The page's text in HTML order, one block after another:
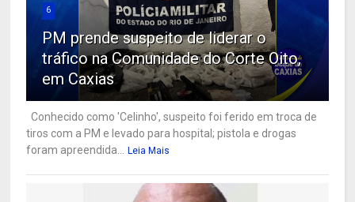
6
PM prende suspeito de liderar o
tráfico na Comunidade do Corte Oito,
em Caxias
Conhecido como 'Celinho', suspeito foi ferido em troca de
tiros com a PM e levado para hospital; pistola e drogas
foram apreendida...
Leia Mais